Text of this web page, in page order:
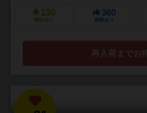
130
興味あり
360
経験あり
再入荷までお